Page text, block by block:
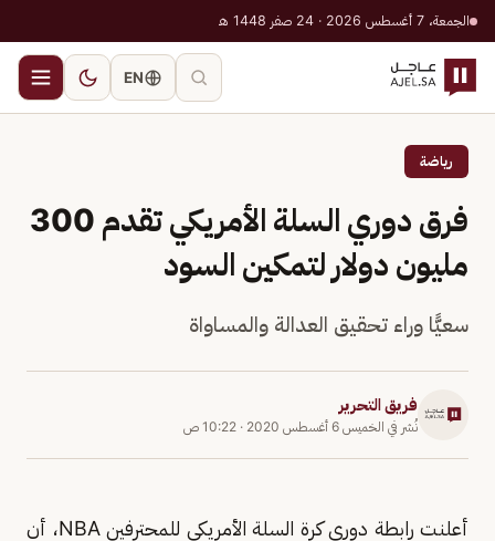
الجمعة، 7 أغسطس 2026 · 24 صفر 1448 هـ
EN
رياضة
فرق دوري السلة الأمريكي تقدم 300
مليون دولار لتمكين السود
سعيًّا وراء تحقيق العدالة والمساواة
فريق التحرير
نُشر في الخميس 6 أغسطس 2020 · 10:22 ص
أعلنت رابطة دوري كرة السلة الأمريكي للمحترفين NBA، أن